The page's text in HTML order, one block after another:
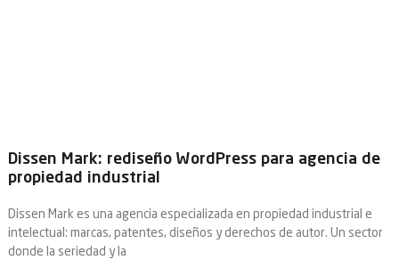
Dissen Mark: rediseño WordPress para agencia de
propiedad industrial
Dissen Mark es una agencia especializada en propiedad industrial e
intelectual: marcas, patentes, diseños y derechos de autor. Un sector
donde la seriedad y la